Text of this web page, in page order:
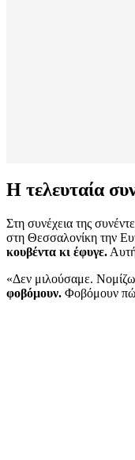
Η τελευταία
Στη συνέχεια της
στη Θεσσαλονίκη την
κουβέντα κι έφυγε.
«Δεν μιλούσαμε. Νομίζω
φοβόμουν. Φοβόμουν